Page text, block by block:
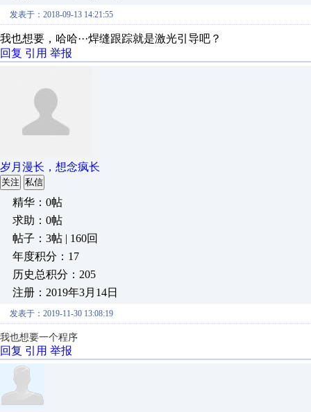
发表于：2018-09-13 14:21:55
我也想要，哈哈···焊缝跟踪就是激光引导吧？
回复 引用 举报
岁月漫长，想念疯长
关注 私信
精华：0帖
求助：0帖
帖子：3帖 | 160回
年度积分：17
历史总积分：205
注册：2019年3月14日
发表于：2019-11-30 13:08:19
我也想要一个程序
回复 引用 举报